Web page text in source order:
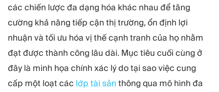
các chiến lược đa dạng hóa khác nhau để tăng
cường khả năng tiếp cận thị trường, ổn định lợi
nhuận và tối ưu hóa vị thế cạnh tranh của họ nhằm
đạt được thành công lâu dài. Mục tiêu cuối cùng ở
đây là minh họa chính xác lý do tại sao việc cung
cấp một loạt các lớp tài sản thông qua mô hình đa